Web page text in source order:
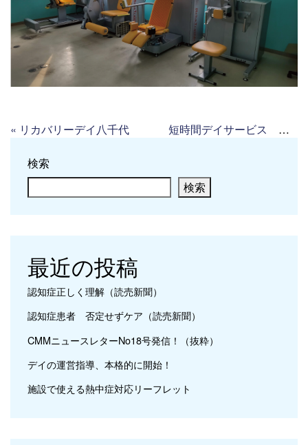
« リカバリーデイ八千代 短時間デイサービス ミライム
検索
検索
最近の投稿
認知症正しく理解（読売新聞）
認知症患者 否定せずケア（読売新聞）
CMMニュースレターNo18号発信！（抜粋）
デイの運営指導、本格的に開始！
施設で使える熱中症対応リーフレット